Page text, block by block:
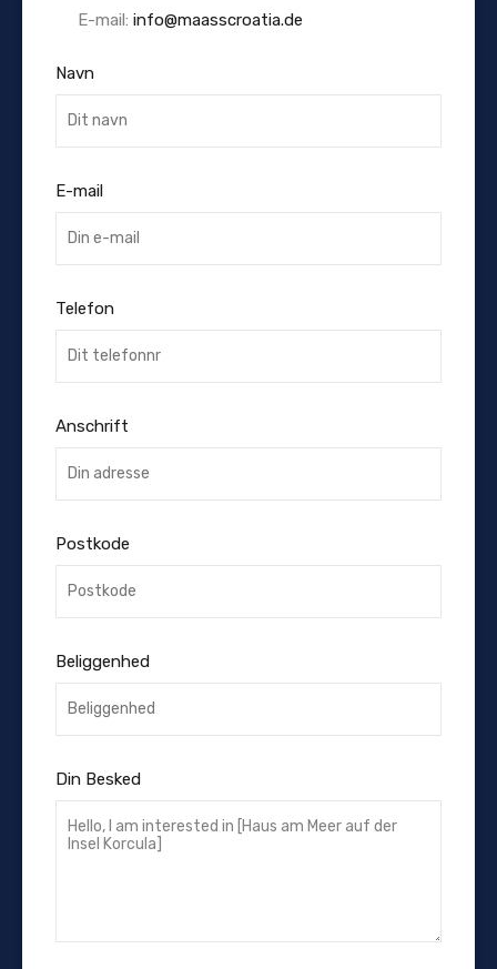
E-mail: info@maasscroatia.de
Navn
E-mail
Telefon
Anschrift
Postkode
Beliggenhed
Din Besked